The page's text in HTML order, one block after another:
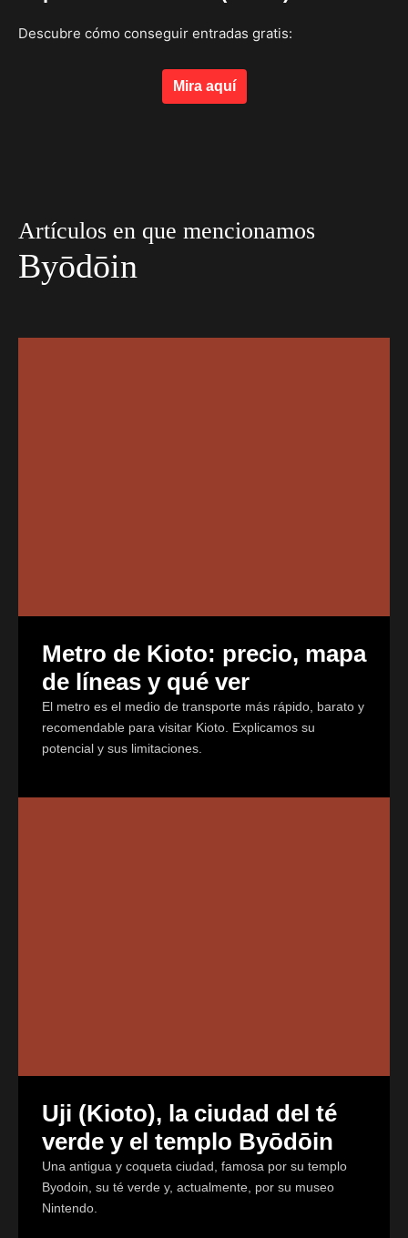
Descubre cómo conseguir entradas gratis:
Mira aquí
Artículos en que mencionamos
Byōdōin
Metro de Kioto: precio, mapa
de líneas y qué ver
El metro es el medio de transporte más rápido, barato y
recomendable para visitar Kioto. Explicamos su
potencial y sus limitaciones.
Uji (Kioto), la ciudad del té
verde y el templo Byōdōin
Una antigua y coqueta ciudad, famosa por su templo
Byodoin, su té verde y, actualmente, por su museo
Nintendo.